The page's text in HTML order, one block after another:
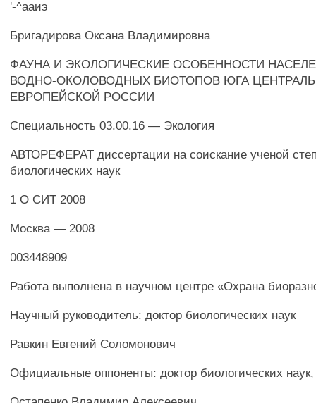
'-^ааиэ
Бригадирова Оксана Владимировна
ФАУНА И ЭКОЛОГИЧЕСКИЕ ОСОБЕННОСТИ
ВОДНО-ОКОЛОВОДНЫХ БИОТОПОВ ЮГА
ЕВРОПЕЙСКОЙ РОССИИ
Специальность 03.00.16 — Экология
АВТОРЕФЕРАТ диссертации на соискание ученой
биологических наук
1 О СИТ 2008
Москва — 2008
003448909
Работа выполнена в научном центре «Охрана
Научный руководитель: доктор биологических наук
Равкин Евгений Соломонович
Официальные оппоненты: доктор биологических